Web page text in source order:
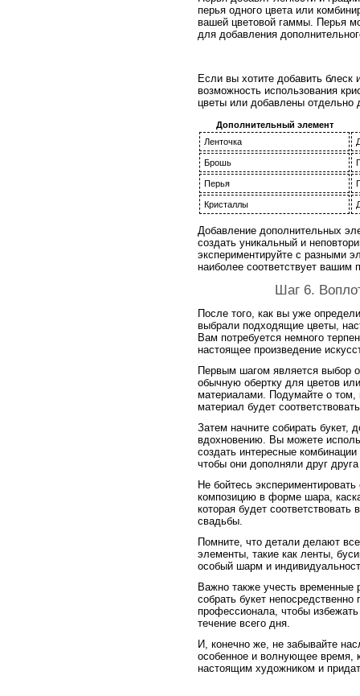
перья одного цвета или
вашей цветовой гаммы. Перья
для добавления
Если вы хотите добавить блеск
возможность использования
цветы или добавлены отдельно
Дополнительный элемент
Ленточка
Брошь
Перья
Кристаллы
Добавление дополнительных
создать уникальный и
экспериментируйте с разными
наиболее соответствует вашим
Шаг 6.
После того, как вы уже
выбрали подходящие цветы,
Вам потребуется немного
настоящее произведение
Первым шагом является выбор
обычную обертку для цветов
материалами. Подумайте о том,
материал будет
Затем начните собирать букет,
вдохновению. Вы можете
создать интересные
чтобы они дополняли друг
Не бойтесь
композицию в форме шара,
которая будет
свадьбы.
Помните, что детали делают
элементы, такие как ленты,
особый шарм и
Важно также учесть временные
собрать букет непосредственно
профессионала, чтобы
течение всего дня.
И, конечно же, не забывайте
особенное и волнующее время,
настоящим художником и